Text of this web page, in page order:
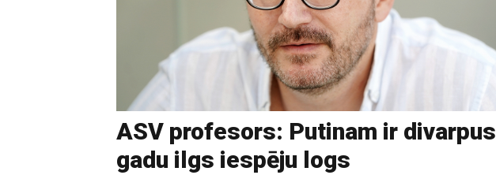
ASV profesors: Putinam ir divarpus
gadu ilgs iespēju logs